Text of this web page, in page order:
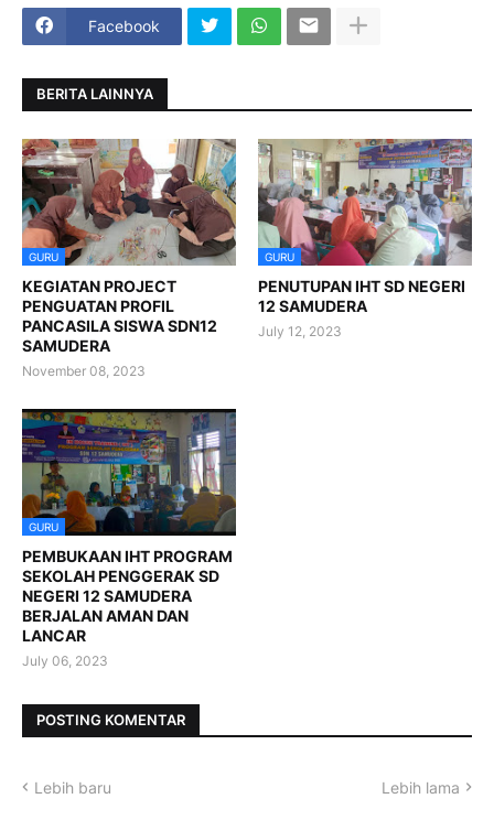
Facebook
BERITA LAINNYA
GURU
KEGIATAN PROJECT
PENGUATAN PROFIL
PANCASILA SISWA SDN12
SAMUDERA
November 08, 2023
GURU
PENUTUPAN IHT SD NEGERI
12 SAMUDERA
July 12, 2023
GURU
PEMBUKAAN IHT PROGRAM
SEKOLAH PENGGERAK SD
NEGERI 12 SAMUDERA
BERJALAN AMAN DAN
LANCAR
July 06, 2023
POSTING KOMENTAR
Lebih baru Lebih lama